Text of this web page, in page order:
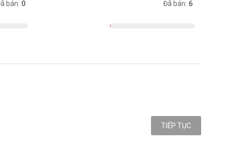
bán: 0 Đã bán: 6
TIẾP TỤC